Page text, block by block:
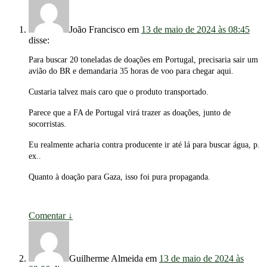
João Francisco em 13 de maio de 2024 às 08:45
disse:
Para buscar 20 toneladas de doações em Portugal, precisaria sair um
avião do BR e demandaria 35 horas de voo para chegar aqui.
Custaria talvez mais caro que o produto transportado.
Parece que a FA de Portugal virá trazer as doações, junto de
socorristas.
Eu realmente acharia contra producente ir até lá para buscar água, p.
ex..
Quanto à doação para Gaza, isso foi pura propaganda.
Comentar ↓
Guilherme Almeida em 13 de maio de 2024 às